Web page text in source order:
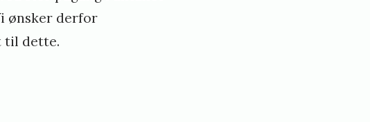
ønsker derfor
til dette.